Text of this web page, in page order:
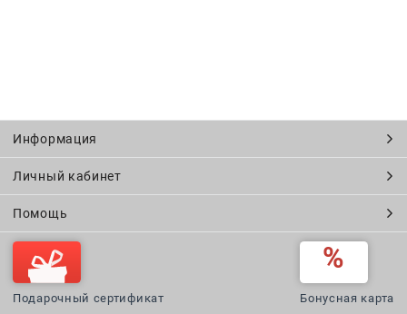
Информация
Личный кабинет
Помощь
Подарочный сертификат Бонусная карта